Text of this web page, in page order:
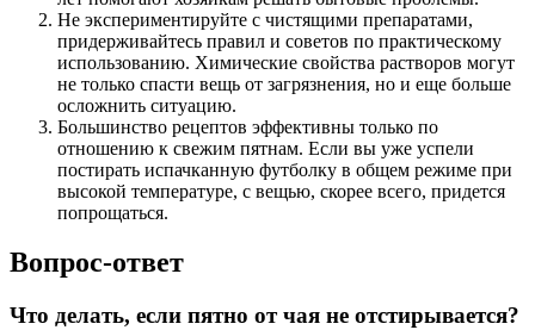
Не экспериментируйте с чистящими препаратами,
придерживайтесь правил и советов по практическому
использованию. Химические свойства растворов могут
не только спасти вещь от загрязнения, но и еще больше
осложнить ситуацию.
Большинство рецептов эффективны только по
отношению к свежим пятнам. Если вы уже успели
постирать испачканную футболку в общем режиме при
высокой температуре, с вещью, скорее всего, придется
попрощаться.
Вопрос-ответ
Что делать, если пятно от чая не отстирывается?